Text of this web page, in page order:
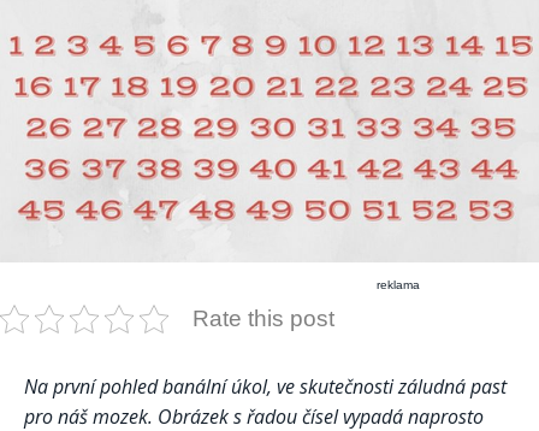
reklama
Rate this post
Na první pohled banální úkol, ve skutečnosti záludná past
pro náš mozek. Obrázek s řadou čísel vypadá naprosto